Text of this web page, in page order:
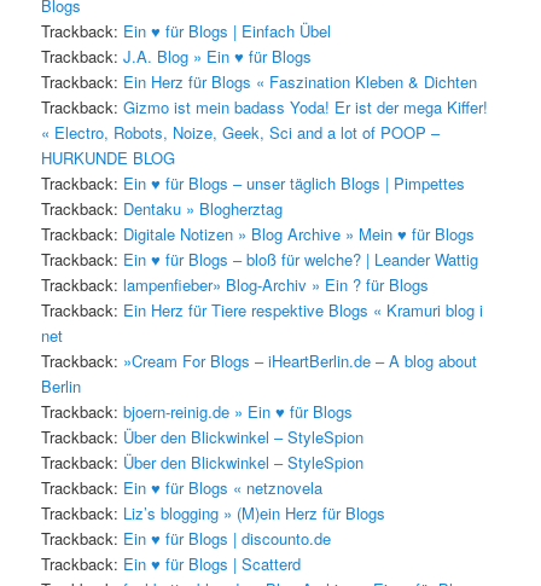
Blogs
Trackback: Ein ♥ für Blogs | Einfach Übel
Trackback:J.A. Blog » Ein ♥ für Blogs
Trackback: Ein Herz für Blogs « Faszination Kleben & Dichten
Trackback:Gizmo ist mein badass Yoda! Er ist der mega Kiffer!
« Electro, Robots, Noize, Geek, Sci and a lot of POOP –
HURKUNDE BLOG
Trackback: Ein ♥ für Blogs – unser täglich Blogs | Pimpettes
Trackback: Dentaku » Blogherztag
Trackback: Digitale Notizen » Blog Archive » Mein ♥ für Blogs
Trackback: Ein ♥ für Blogs – bloß für welche? | Leander Wattig
Trackback:lampenfieber» Blog-Archiv » Ein ? für Blogs
Trackback: Ein Herz für Tiere respektive Blogs « Kramuri blog i
net
Trackback: »Cream For Blogs – iHeartBerlin.de – A blog about
Berlin
Trackback:bjoern-reinig.de » Ein ♥ für Blogs
Trackback: Über den Blickwinkel – StyleSpion
Trackback: Über den Blickwinkel – StyleSpion
Trackback: Ein ♥ für Blogs « netznovela
Trackback: Liz’s blogging » (M)ein Herz für Blogs
Trackback: Ein ♥ für Blogs | discounto.de
Trackback: Ein ♥ für Blogs | Scatterd